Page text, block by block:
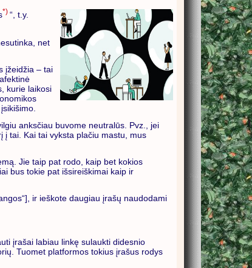
*) “, t.y.
net
įžeidžia – tai
kurie laikosi
anksčiau buvome neutralūs. Pvz., jei
tai. Kai tai vyksta plačiu mastu, mus
Jie taip pat rodo, kaip bet kokios
bus tokie pat išsireiškimai kaip ir
ir ieškote daugiau įrašų naudodami
įrašai labiau linkę sulaukti didesnio
Tuomet platformos tokius įrašus rodys